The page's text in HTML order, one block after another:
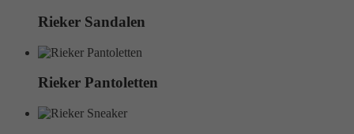
Rieker Sandalen
Rieker Pantoletten